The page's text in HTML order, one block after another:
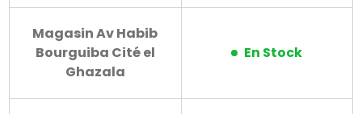
Magasin Av Habib
Bourguiba Cité el
Ghazala
En Stock